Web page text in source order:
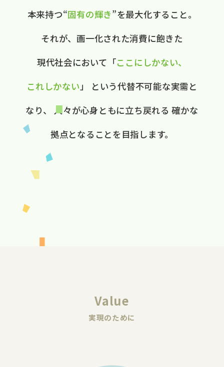
本来持つ“固有の​輝き”を​最大化する​こと。
それが、​画一化された​消費に​飽きた​
現代社会に​おいて ​「ここに​しかない、​
これしかない 」
と​いう​代替不可能な​実需と​
なり、
人々が​心身ともに​立ち戻れる 確かな​
拠点と​なる​ことを​目指します。​
Value
実現のために